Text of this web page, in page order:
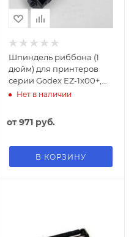
Шпиндель риббона (1
дюйм) для принтеров
серии Godex EZ-1x00+,
EZPi-1x00, G5x0
Нет в наличии
от971 руб.
В КОРЗИНУ